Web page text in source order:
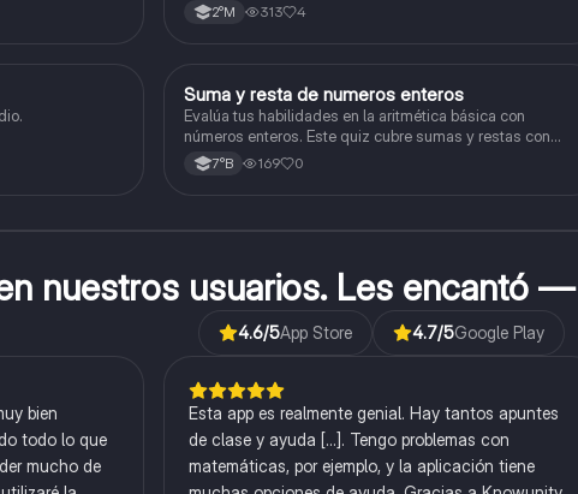
2°M 313 4
SMatemáticas
Suma y resta de numeros enteros
Evalúa tus habilidades en la aritmética básica con
números enteros. Este quiz cubre sumas y restas con
números positivos y negativos.
7°B 169 0
nuestros usuarios. Les encantó —
4.6/5App Store 4.7/5Google Play
bien
todo lo que
mucho de
Esta app es realmente genial. Hay tantos apuntes
de clase y ayuda [...]. Tengo problemas con
matemáticas, por ejemplo, y la aplicación tiene